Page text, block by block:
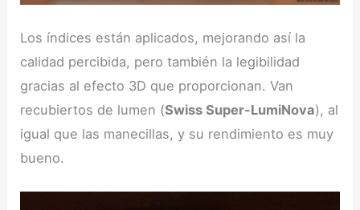
Los índices están aplicados, mejorando así la
calidad percibida, pero también la legibilidad
gracias al efecto 3D que proporcionan. Van
recubiertos de lumen (Swiss Super-LumiNova), al
igual que las manecillas, y su rendimiento es muy
bueno.